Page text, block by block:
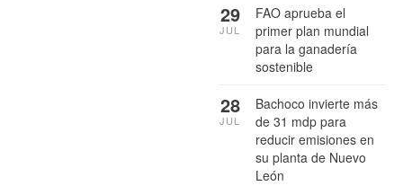
FAO aprueba el
primer plan mundial
para la ganadería
sostenible
29
JUL
Bachoco invierte más
de 31 mdp para
reducir emisiones en
su planta de Nuevo
León
28
JUL